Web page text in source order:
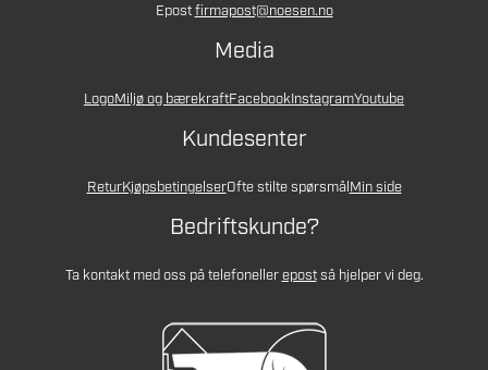
Epostfirmapost@noesen.no
Media
LogoMiljø og bærekraftFacebookInstagramYoutube
Kundesenter
ReturKjøpsbetingelserOfte stilte spørsmålMin side
Bedriftskunde?
Ta kontakt med oss på telefonellerepostså hjelper vi deg.